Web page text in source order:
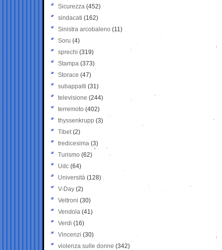
Sicurezza (452)
sindacati (162)
Sinistra arcobaleno (11)
Soru (4)
sprechi (319)
Stampa (373)
Storace (47)
subappalti (31)
televisione(244)
terremoto (402)
thyssenkrupp (3)
Tibet(2)
tredicesima (3)
Turismo (62)
Udc (64)
Università (128)
V-Day (2)
Veltroni (30)
Vendola (41)
Verdi (16)
Vincenzi (30)
violenza sulle donne (342)